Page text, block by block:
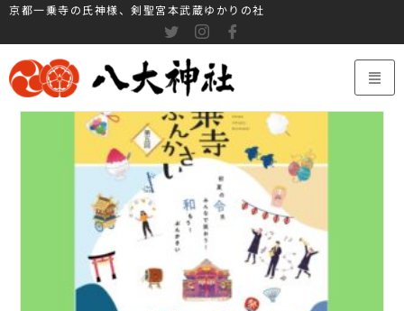
京都一乗寺の氏神様、剣聖宮本武蔵ゆかりの社